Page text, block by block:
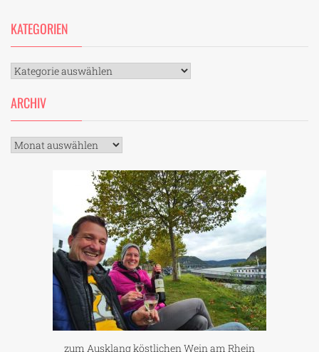
KATEGORIEN
Kategorien
ARCHIV
Archiv
zum Ausklang köstlichen Wein am Rhein